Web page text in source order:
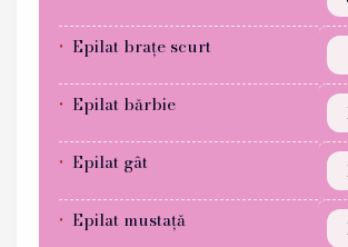
Epilat brațe scurt
Epilat bărbie
Epilat gât
Epilat mustață